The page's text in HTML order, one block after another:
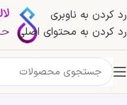
رد کردن به ناوبری
رد کردن به محتوای اصلی
خانه»فروشگاه